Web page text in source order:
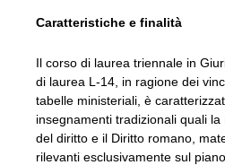
Caratteristiche e finalità
Il corso di laurea triennale in
di laurea L-14, in ragione dei
tabelle ministeriali, è
insegnamenti tradizionali quali
del diritto e il Diritto romano,
rilevanti esclusivamente sul